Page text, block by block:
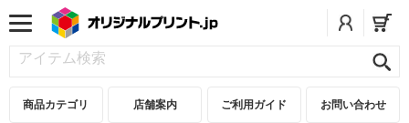
商品カテゴリ 店舗案内 ご利用ガイド お問い合わせ